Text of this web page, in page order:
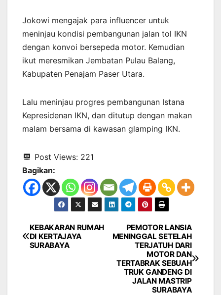
Jokowi mengajak para influencer untuk
meninjau kondisi pembangunan jalan tol IKN
dengan konvoi bersepeda motor. Kemudian
ikut meresmikan Jembatan Pulau Balang,
Kabupaten Penajam Paser Utara.
Lalu meninjau progres pembangunan Istana
Kepresidenan IKN, dan ditutup dengan makan
malam bersama di kawasan glamping IKN.
Post Views: 221
Bagikan:
Navigasi
pos
PEMOTOR LANSIA
MENINGGAL SETELAH
TERJATUH DARI
MOTOR DAN
TERTABRAK SEBUAH
TRUK GANDENG DI
JALAN MASTRIP
SURABAYA
KEBAKARAN RUMAH
DI KERTAJAYA
SURABAYA